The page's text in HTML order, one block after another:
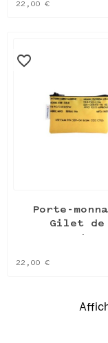
22,00 €
favorite_border
Porte-
Gilet de
sauvetage
22,00 €